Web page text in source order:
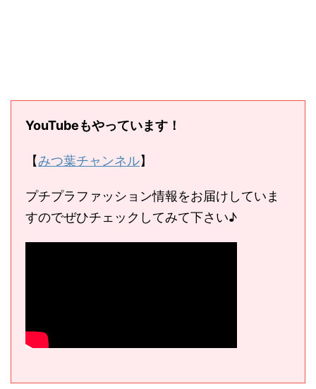
YouTubeもやっています！
【みつ葉チャンネル】
プチプラファッション情報をお届けしていま
すのでぜひチェックしてみて下さい♪